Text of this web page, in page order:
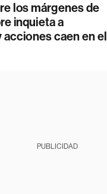
los márgenes de
inquieta a
caen en el
PUBLICIDAD